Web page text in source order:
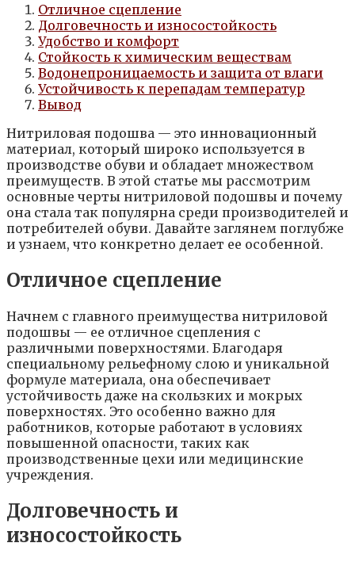
Отличное сцепление
Долговечность и износостойкость
Удобство и комфорт
Стойкость к химическим веществам
Водонепроницаемость и защита от влаги
Устойчивость к перепадам температур
Вывод
Нитриловая подошва — это инновационный
материал, который широко используется в
производстве обуви и обладает множеством
преимуществ. В этой статье мы рассмотрим
основные черты нитриловой подошвы и почему
она стала так популярна среди производителей и
потребителей обуви. Давайте заглянем поглубже
и узнаем, что конкретно делает ее особенной.
Отличное сцепление
Начнем с главного преимущества нитриловой
подошвы — ее отличное сцепления с
различными поверхностями. Благодаря
специальному рельефному слою и уникальной
формуле материала, она обеспечивает
устойчивость даже на скользких и мокрых
поверхностях. Это особенно важно для
работников, которые работают в условиях
повышенной опасности, таких как
производственные цехи или медицинские
учреждения.
Долговечность и
износостойкость